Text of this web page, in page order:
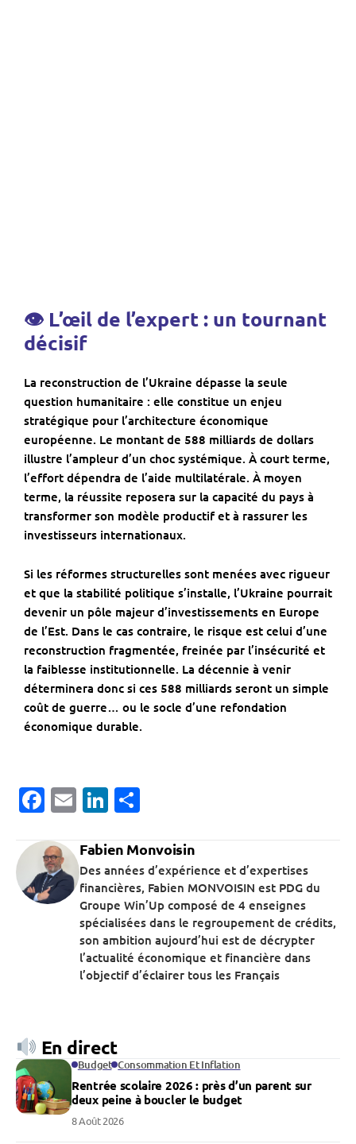
👁 L’œil de l’expert : un tournant
décisif
La reconstruction de l’Ukraine dépasse la seule
question humanitaire : elle constitue un enjeu
stratégique pour l’architecture économique
européenne. Le montant de 588 milliards de dollars
illustre l’ampleur d’un choc systémique. À court terme,
l’effort dépendra de l’aide multilatérale. À moyen
terme, la réussite reposera sur la capacité du pays à
transformer son modèle productif et à rassurer les
investisseurs internationaux.
Si les réformes structurelles sont menées avec rigueur
et que la stabilité politique s’installe, l’Ukraine pourrait
devenir un pôle majeur d’investissements en Europe
de l’Est. Dans le cas contraire, le risque est celui d’une
reconstruction fragmentée, freinée par l’insécurité et
la faiblesse institutionnelle. La décennie à venir
déterminera donc si ces 588 milliards seront un simple
coût de guerre… ou le socle d’une refondation
économique durable.
Facebook
EmailLinkedIn
Fabien Monvoisin
Des années d’expérience et d’expertises
financières, Fabien MONVOISIN est PDG du
Groupe Win’Up composé de 4 enseignes
spécialisées dans le regroupement de crédits,
son ambition aujourd’hui est de décrypter
l’actualité économique et financière dans
l’objectif d’éclairer tous les Français
En direct
Budget Consommation Et Inflation
Rentrée scolaire 2026 : près d’un parent sur
deux peine à boucler le budget
8 Août 2026